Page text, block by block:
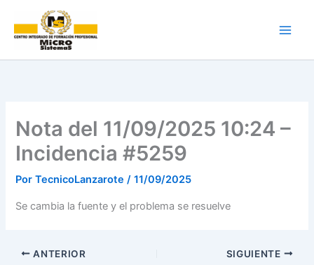
contenido
Nota del 11/09/2025 10:24 –
Incidencia #5259
PorTecnicoLanzarote/11/09/2025
Se cambia la fuente y el problema se resuelve
ANTERIOR SIGUIENTE